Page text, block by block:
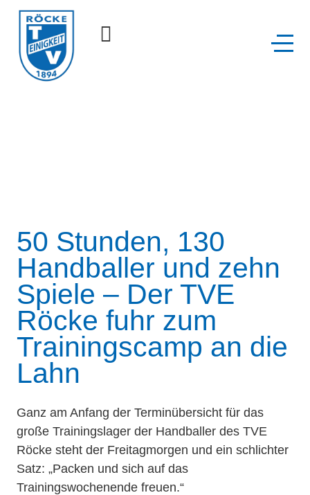
50 Stunden, 130
Handballer und zehn
Spiele – Der TVE
Röcke fuhr zum
Trainingscamp an die
Lahn
Ganz am Anfang der Terminübersicht für das
große Trainingslager der Handballer des TVE
Röcke steht der Freitagmorgen und ein schlichter
Satz: „Packen und sich auf das
Trainingswochenende freuen.“